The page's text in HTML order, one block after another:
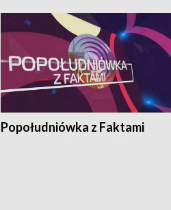
Popołudniówka z Faktami